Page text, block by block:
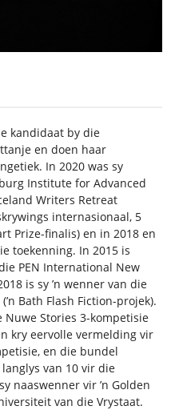
kandidaat by die
en doen haar
In 2020 was sy
Institute for Advanced
Writers Retreat
internasionaal, 5
Prize-finalis) en in 2018 en
toekenning. In 2015 is
PEN International New
is sy ’n wenner van die
Bath Flash Fiction-projek).
Nuwe Stories 3-kompetisie
kry eervolle vermelding vir
en die bundel
van 10 vir die
naaswenner vir ’n Golden
van die Vrystaat.